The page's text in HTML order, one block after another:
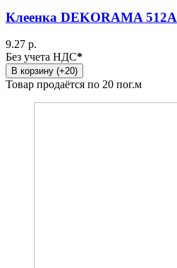
Клеенка DEKORAMA 512A
9.27 р.
Без учета НДС*
В корзину (+20)
Товар продаётся по 20 пог.м